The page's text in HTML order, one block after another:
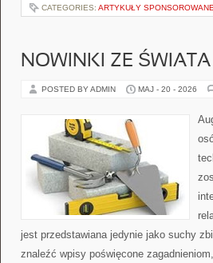
CATEGORIES: ARTYKUŁY SPONSOROWANE
NOWINKI ZE ŚWIATA
POSTED BY ADMIN MAJ - 20 - 2026
jest przedstawiana jedynie jako suchy
znaleźć wpisy poświęcone